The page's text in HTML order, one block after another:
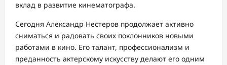
вклад в развитие кинематографа.
Сегодня Александр Нестеров продолжает активно
сниматься и радовать своих поклонников новыми
работами в кино. Его талант, профессионализм и
преданность актерскому искусству делают его одним